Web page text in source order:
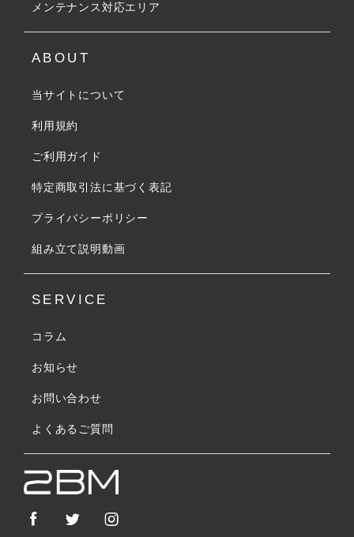
メンテナンス対応エリア
ABOUT
当サイトについて
利用規約
ご利用ガイド
特定商取引法に基づく表記
プライバシーポリシー
組み立て説明動画
SERVICE
コラム
お知らせ
お問い合わせ
よくあるご質問